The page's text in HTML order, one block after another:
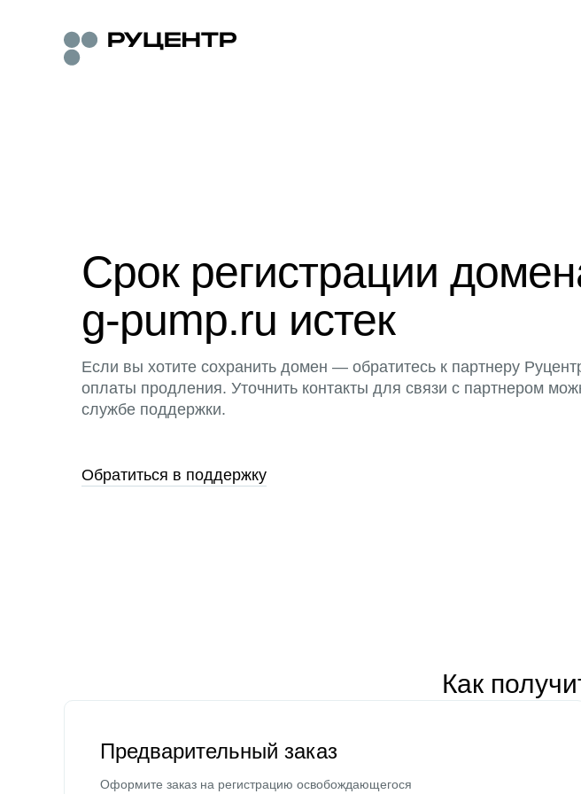
Срок регистрации
g-pump.ru истек
Если вы хотите сохранить домен — обратитесь к партнеру
оплаты продления. Уточнить контакты для связи с партнером
службе поддержки.
Обратиться в поддержку
Как
Предварительный заказ
Оформите заказ на регистрацию освобождающегося